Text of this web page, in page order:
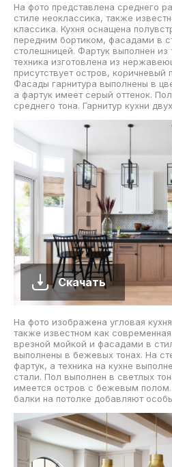
На фото представлена среднего
стиле неоклассика, также
классика. Кухня оснащена
передним бортиком, фасадами в
столешницей. Фартук выполнен из
техника изготовлена из
присутствует остров, коричневый
Фасады гарнитура выполнены в
а фартук имеет серый оттенок.
среднего тона. Гарнитур кухни
Скачать
На фото изображена угловая
также известном как
врезной мойкой и фасадами в
выполнены в бежевых тонах. На
фартук, а техника на кухне
стали. Пол выполнен в светлых
имеется остров с бежевым
балки на потолке добавляют